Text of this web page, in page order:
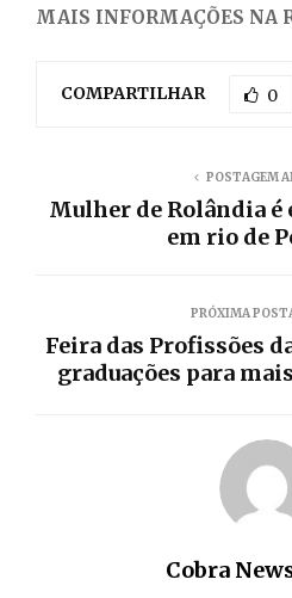
MAIS INFORMAÇÕES NA
COMPARTILHAR 0
POSTAGEM
Mulher de Rolândia
em rio de
PRÓXIMA
Feira das Profissões
graduações para
Cobra